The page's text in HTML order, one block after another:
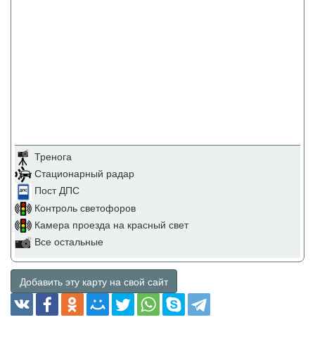
Тренога
Стационарный радар
Пост ДПС
Контроль светофоров
Камера проезда на красный свет
Все остальные
Добавить эту карту на свой сайт